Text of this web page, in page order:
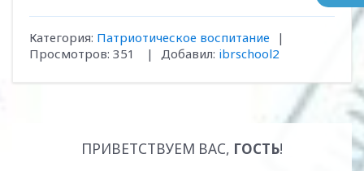
Категория: Патриотическое воспитание
|
Просмотров: 351 | Добавил: ibrschool2
ПРИВЕТСТВУЕМ ВАС, ГОСТЬ!